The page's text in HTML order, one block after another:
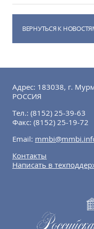
ВЕРНУТЬСЯ К
Адрес: 183038, г.
РОССИЯ
Тел.: (8152) 25-39-63
Факс: (8152) 25-19-72
Email:
Контакты
Написать в